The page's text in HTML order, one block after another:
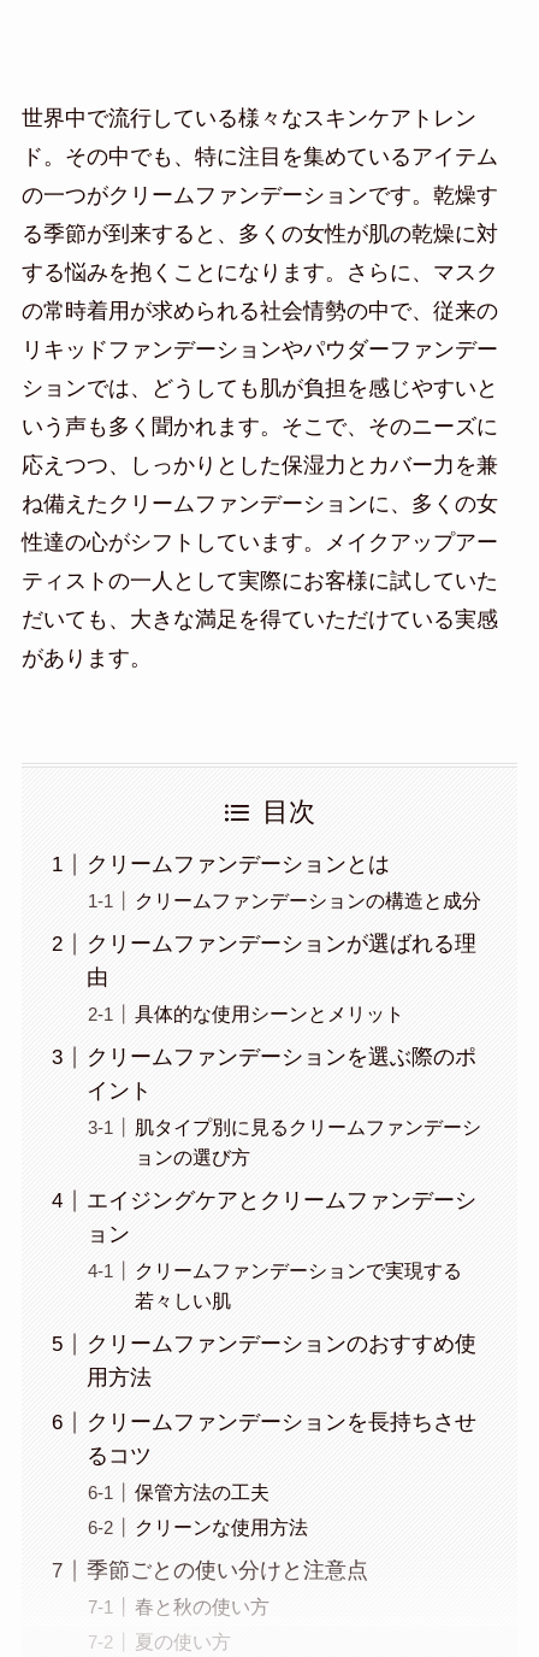
世界中で流行している様々なスキンケアトレン
ド。その中でも、特に注目を集めているアイテム
の一つがクリームファンデーションです。乾燥す
る季節が到来すると、多くの女性が肌の乾燥に対
する悩みを抱くことになります。さらに、マスク
の常時着用が求められる社会情勢の中で、従来の
リキッドファンデーションやパウダーファンデー
ションでは、どうしても肌が負担を感じやすいと
いう声も多く聞かれます。そこで、そのニーズに
応えつつ、しっかりとした保湿力とカバー力を兼
ね備えたクリームファンデーションに、多くの女
性達の心がシフトしています。メイクアップアー
ティストの一人として実際にお客様に試していた
だいても、大きな満足を得ていただけている実感
があります。
目次
クリームファンデーションとは
クリームファンデーションの構造と成分
クリームファンデーションが選ばれる理
由
具体的な使用シーンとメリット
クリームファンデーションを選ぶ際のポ
イント
肌タイプ別に見るクリームファンデーシ
ョンの選び方
エイジングケアとクリームファンデーシ
ョン
クリームファンデーションで実現する
若々しい肌
クリームファンデーションのおすすめ使
用方法
クリームファンデーションを長持ちさせ
るコツ
保管方法の工夫
クリーンな使用方法
季節ごとの使い分けと注意点
春と秋の使い方
夏の使い方